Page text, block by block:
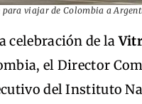
viajar de Colombia a
celebración de la
el Director
del Instituto